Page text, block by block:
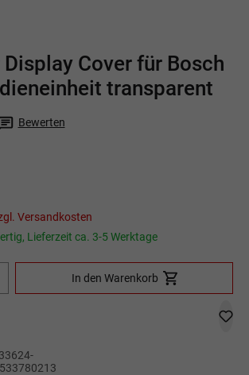
Display Cover für Bosch
transparent
Bewerten
inkl. MwSt. zzgl. Versandkosten
Lieferzeit ca. 3-5 Werktage
Produkt Anzahl: Gib den gewünschten Wert
In den Warenkorb